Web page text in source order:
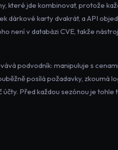
které jde kombinovat, protože
dárkové karty dvakrát, a API
není v databázi CVE, takže
podvodník: manipuluje s
posílá požadavky, zkoumá
Před každou sezónou je tohle